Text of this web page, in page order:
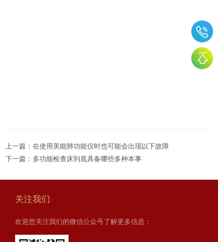
上一篇：在使用美能肺功能仪时也可能会出现以下故障
下一篇： 多功能检查床到底具备哪些多种本事
关注我们
欢迎您关注我们的微信公众号了解更多信息：